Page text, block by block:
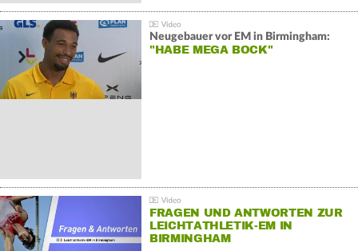
Neugebauer vor EM in Birmingham:
"HABE MEGA BOCK"
FRAGEN UND ANTWORTEN ZUR
LEICHTATHLETIK-EM IN
BIRMINGHAM